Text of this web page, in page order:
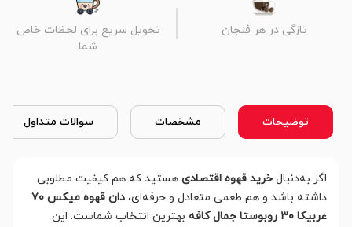
تازگی در هر فنجان
تحویل سریع برای لحظات خاص
شما
توضیحات مشخصات سوالات متداول
اگر به‌دنبال خرید قهوه اقتصادی هستید که هم کیفیت مطلوبی
داشته باشد و هم طعمی متعادل و حرفه‌ای،
دان قهوه میکس ۷۰
عربیکا ۳۰ روبوستا جمال کافه
بهترین انتخاب شماست. این